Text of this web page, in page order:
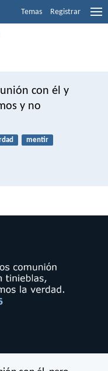
Temas Registrar
con él y
y no
mentir